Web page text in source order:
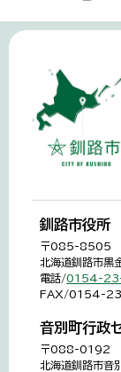
釧路市役所
〒085-8505
北海道釧路市黒
電話/0154-
FAX/0154-
音別町行政
〒088-0192
北海道釧路市音